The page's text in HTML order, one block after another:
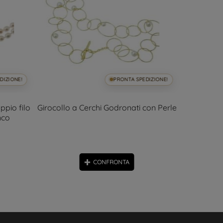
filo
PRONTA SPEDIZIONE!
Girocollo a Cerchi Godronati con Perle
CONFRONTA